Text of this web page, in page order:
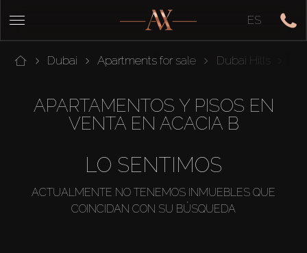
ES
Dubai Apartments for sale Dubai Hills
APARTAMENTOS Y PISOS EN
VENTA EN ACACIA B
LO SENTIMOS
ACTUALMENTE NO TENEMOS INMUEBLES QUE
COINCIDAN CON SU BÚSQUEDA